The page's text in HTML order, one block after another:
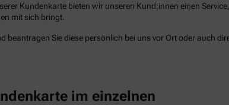
Kundenkarte bieten wir unseren Kund:innen einen
mit sich bringt.
beantragen Sie diese persönlich bei uns vor Ort oder auch
im einzelnen